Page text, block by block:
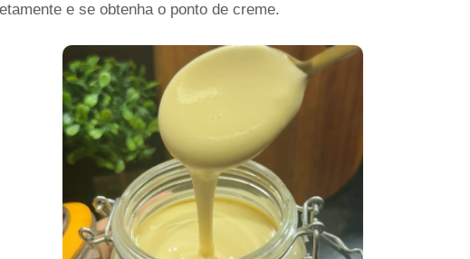
e se obtenha o ponto de creme.